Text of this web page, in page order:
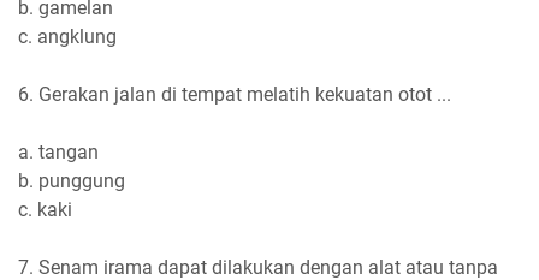
b. gamelan
c. angklung
6. Gerakan jalan di tempat melatih kekuatan otot ...
a. tangan
b. punggung
c. kaki
7. Senam irama dapat dilakukan dengan alat atau tanpa